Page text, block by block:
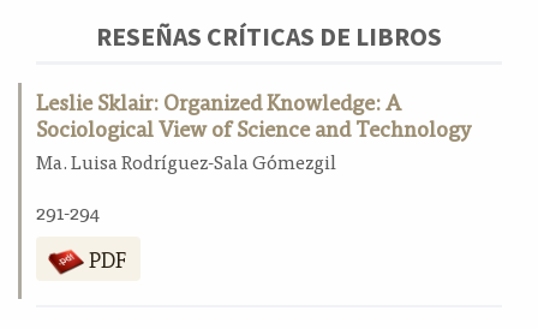
RESEÑAS CRÍTICAS DE LIBROS
Leslie Sklair: Organized Knowledge: A
Sociological View of Science and Technology
Ma. Luisa Rodríguez-Sala Gómezgil
291-294
PDF